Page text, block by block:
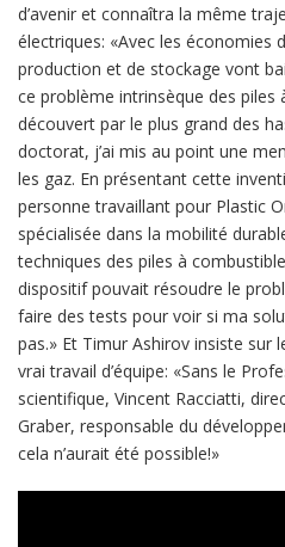
d’avenir et connaîtra la même
électriques: «Avec les économies
production et de stockage vont
ce problème intrinsèque des piles
découvert par le plus grand des
doctorat, j’ai mis au point une
les gaz. En présentant cette
personne travaillant pour Plastic
spécialisée dans la mobilité
techniques des piles à
dispositif pouvait résoudre le
faire des tests pour voir si ma
pas.» Et Timur Ashirov insiste sur
vrai travail d’équipe: «Sans le
scientifique, Vincent Racciatti,
Graber, responsable du
cela n’aurait été possible!»